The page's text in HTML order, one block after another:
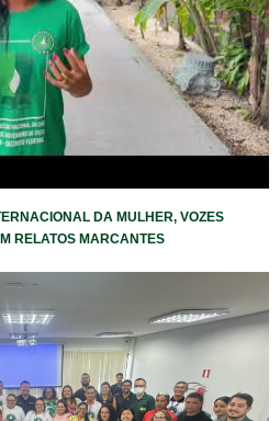
DA MULHER, VOZES
RELATOS MARCANTES